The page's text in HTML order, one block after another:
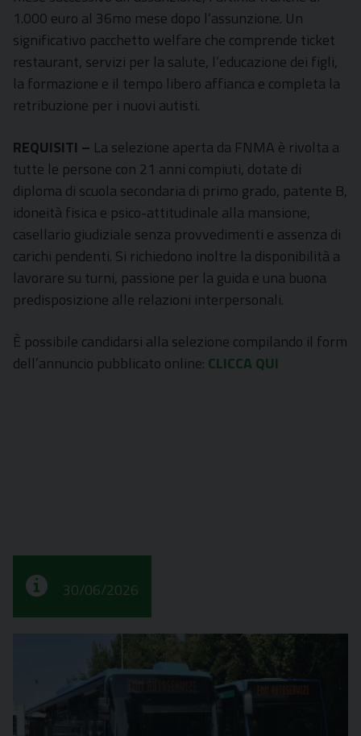
1.000 euro al 36mo mese dopo l’assunzione. Un
significativo pacchetto welfare che comprende ticket
restaurant, servizi per la salute, l’educazione dei figli,
la formazione e il tempo libero affianca e completa la
retribuzione per i nuovi autisti.
REQUISITI – La selezione aperta da FNMA è rivolta a
tutte le persone con 21 anni compiuti, dotate di
diploma di scuola secondaria di primo grado, patente B,
idoneità fisica e psico-attitudinale alla mansione,
casellario giudiziale senza provvedimenti e assenza di
carichi pendenti. Si richiedono inoltre la disponibilità a
lavorare su turni, passione per la guida e una buona
predisposizione alle relazioni interpersonali.
È possibile candidarsi alla selezione compilando il form
dell’annuncio pubblicato online: CLICCA QUI
30/06/2026